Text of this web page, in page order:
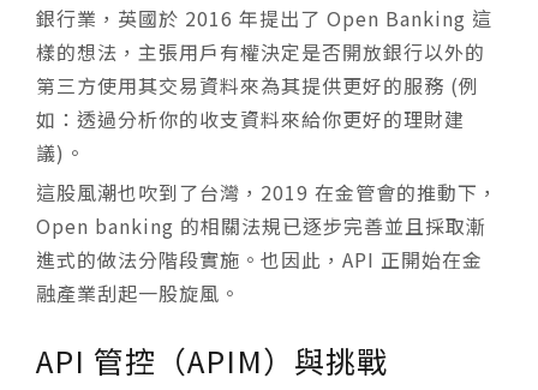
銀行業，英國於 2016 年提出了 Open Banking 這
樣的想法，主張用戶有權決定是否開放銀行以外的
第三方使用其交易資料來為其提供更好的服務 (例
如：透過分析你的收支資料來給你更好的理財建
議)。
這股風潮也吹到了台灣，2019 在金管會的推動下，
Open banking 的相關法規已逐步完善並且採取漸
進式的做法分階段實施。也因此，API 正開始在金
融產業刮起一股旋風。
API 管控（APIM）與挑戰